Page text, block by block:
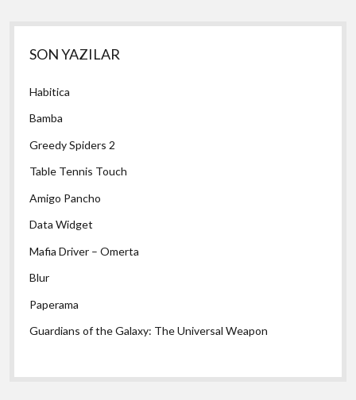
Yan
Menü
SON YAZILAR
Habitica
Bamba
Greedy Spiders 2
Table Tennis Touch
Amigo Pancho
Data Widget
Mafia Driver – Omerta
Blur
Paperama
Guardians of the Galaxy: The Universal Weapon